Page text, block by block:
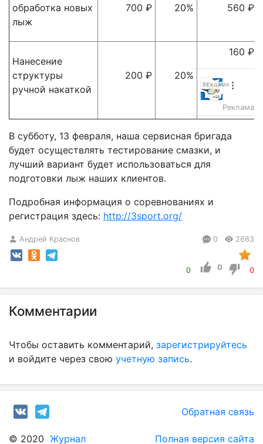
обработка новых
лыж
700 ₽ 20% 560 ₽
Нанесение
структуры
ручной накаткой
200 ₽ 20%
160 ₽
РЕКЛАМА
Реклама
В субботу, 13 февраля, наша сервисная бригада
будет осуществлять тестирование смазки, и
лучший вариант будет использоваться для
подготовки лыж наших клиентов.
Подробная информация о соревнованиях и
регистрация здесь: http://3sport.org/
Андрей Краснов 0 2683
0 0 0
Комментарии
Чтобы оставить комментарий, зарегистрируйтесь
и войдите через свою учетную запись.
Обратная связь
© 2020 Журнал Полная версия сайта